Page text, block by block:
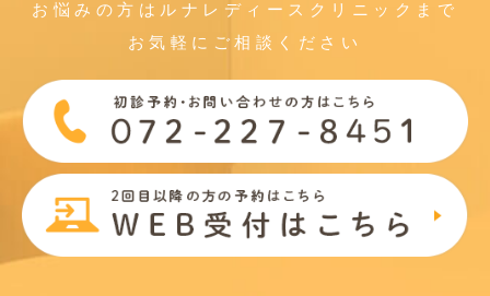
お悩みの方はルナレディースクリニックまで
お気軽にご相談ください